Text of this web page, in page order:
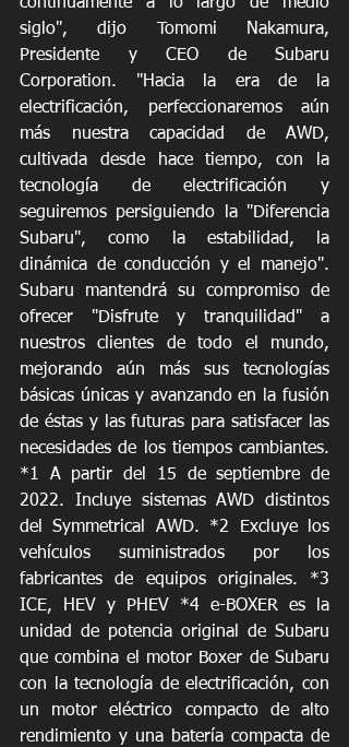
siglo", dijo Tomomi Nakamura,
Presidente y CEO de Subaru
Corporation. "Hacia la era de la
electrificación, perfeccionaremos aún
más nuestra capacidad de AWD,
cultivada desde hace tiempo, con la
tecnología de electrificación y
seguiremos persiguiendo la "Diferencia
Subaru", como la estabilidad, la
dinámica de conducción y el manejo".
Subaru mantendrá su compromiso de
ofrecer "Disfrute y tranquilidad" a
nuestros clientes de todo el mundo,
mejorando aún más sus tecnologías
básicas únicas y avanzando en la fusión
de éstas y las futuras para satisfacer las
necesidades de los tiempos cambiantes.
*1 A partir del 15 de septiembre de
2022. Incluye sistemas AWD distintos
del Symmetrical AWD. *2 Excluye los
vehículos suministrados por los
fabricantes de equipos originales. *3
ICE, HEV y PHEV *4 e-BOXER es la
unidad de potencia original de Subaru
que combina el motor Boxer de Subaru
con la tecnología de electrificación, con
un motor eléctrico compacto de alto
rendimiento y una batería compacta de